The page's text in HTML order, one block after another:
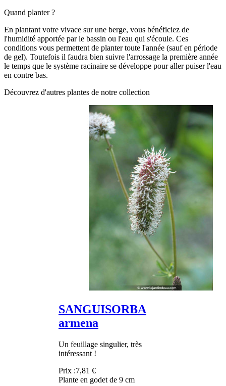
Quand planter ?
En plantant votre vivace sur une berge, vous bénéficiez de
l'humidité apportée par le bassin ou l'eau qui s'écoule. Ces
conditions vous permettent de planter toute l'année (sauf en période
de gel). Toutefois il faudra bien suivre l'arrossage la première année
le temps que le système racinaire se développe pour aller puiser l'eau
en contre bas.
Découvrez d'autres plantes de notre collection
SANGUISORBA
armena
Un feuillage singulier, très
intéressant !
Prix :7,81 €
Plante en godet de 9 cm